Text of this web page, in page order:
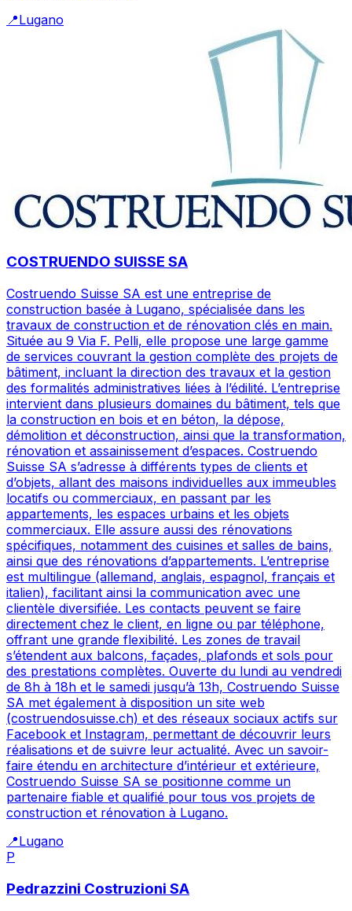
📍Lugano
COSTRUENDO SUISSE SA
Costruendo Suisse SA est une entreprise de
construction basée à Lugano, spécialisée dans les
travaux de construction et de rénovation clés en main.
Située au 9 Via F. Pelli, elle propose une large gamme
de services couvrant la gestion complète des projets de
bâtiment, incluant la direction des travaux et la gestion
des formalités administratives liées à l’édilité. L’entreprise
intervient dans plusieurs domaines du bâtiment, tels que
la construction en bois et en béton, la dépose,
démolition et déconstruction, ainsi que la transformation,
rénovation et assainissement d’espaces. Costruendo
Suisse SA s’adresse à différents types de clients et
d’objets, allant des maisons individuelles aux immeubles
locatifs ou commerciaux, en passant par les
appartements, les espaces urbains et les objets
commerciaux. Elle assure aussi des rénovations
spécifiques, notamment des cuisines et salles de bains,
ainsi que des rénovations d’appartements. L’entreprise
est multilingue (allemand, anglais, espagnol, français et
italien), facilitant ainsi la communication avec une
clientèle diversifiée. Les contacts peuvent se faire
directement chez le client, en ligne ou par téléphone,
offrant une grande flexibilité. Les zones de travail
s’étendent aux balcons, façades, plafonds et sols pour
des prestations complètes. Ouverte du lundi au vendredi
de 8h à 18h et le samedi jusqu’à 13h, Costruendo Suisse
SA met également à disposition un site web
(costruendosuisse.ch) et des réseaux sociaux actifs sur
Facebook et Instagram, permettant de découvrir leurs
réalisations et de suivre leur actualité. Avec un savoir-
faire étendu en architecture d’intérieur et extérieure,
Costruendo Suisse SA se positionne comme un
partenaire fiable et qualifié pour tous vos projets de
construction et rénovation à Lugano.
📍Lugano
P
Pedrazzini Costruzioni SA